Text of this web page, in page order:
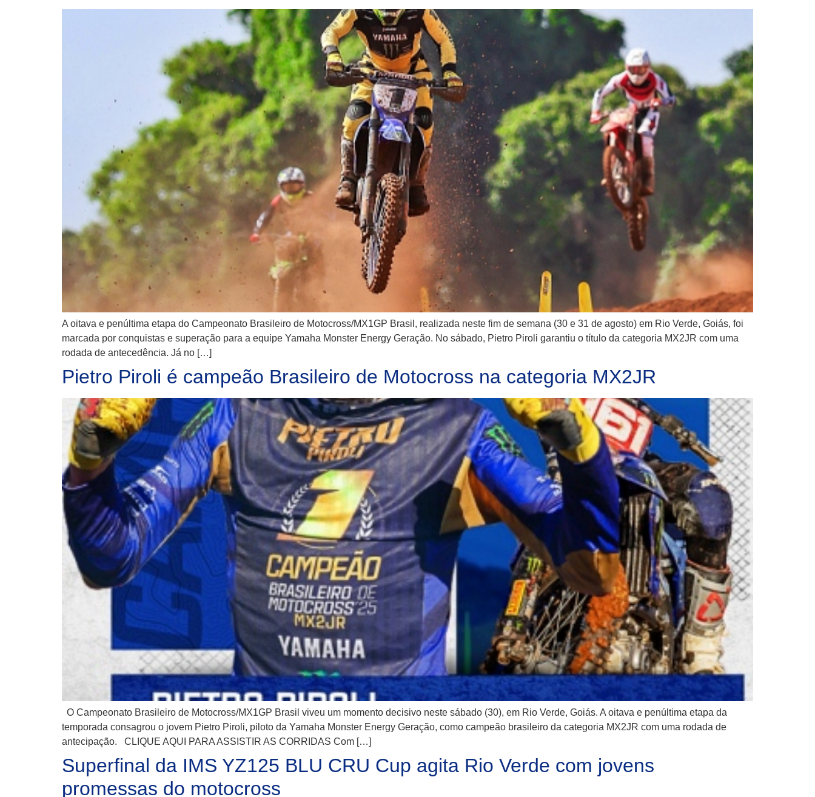
A oitava e penúltima etapa do Campeonato Brasileiro de Motocross/MX1GP Brasil, realizada neste fim de semana (30 e 31 de agosto) em Rio Verde, Goiás, foi
marcada por conquistas e superação para a equipe Yamaha Monster Energy Geração. No sábado, Pietro Piroli garantiu o título da categoria MX2JR com uma
rodada de antecedência. Já no […]
Pietro Piroli é campeão Brasileiro de Motocross na categoria MX2JR
O Campeonato Brasileiro de Motocross/MX1GP Brasil viveu um momento decisivo neste sábado (30), em Rio Verde, Goiás. A oitava e penúltima etapa da
temporada consagrou o jovem Pietro Piroli, piloto da Yamaha Monster Energy Geração, como campeão brasileiro da categoria MX2JR com uma rodada de
antecipação. CLIQUE AQUI PARA ASSISTIR AS CORRIDAS Com […]
Superfinal da IMS YZ125 BLU CRU Cup agita Rio Verde com jovens
promessas do motocross